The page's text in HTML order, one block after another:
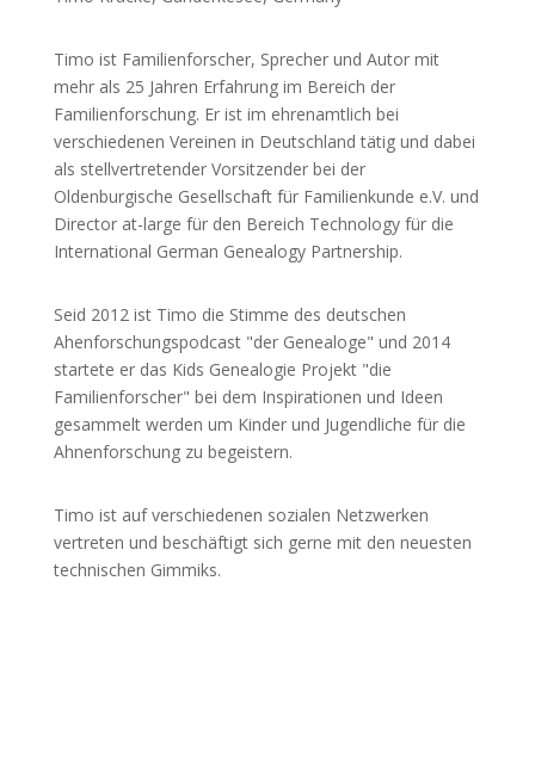
Timo ist Familienforscher, Sprecher und Autor mit
mehr als 25 Jahren Erfahrung im Bereich der
Familienforschung. Er ist im ehrenamtlich bei
verschiedenen Vereinen in Deutschland tätig und dabei
als stellvertretender Vorsitzender bei der
Oldenburgische Gesellschaft für Familienkunde e.V. und
Director at-large für den Bereich Technology für die
International German Genealogy Partnership.
Seid 2012 ist Timo die Stimme des deutschen
Ahenforschungspodcast "der Genealoge" und 2014
startete er das Kids Genealogie Projekt "die
Familienforscher" bei dem Inspirationen und Ideen
gesammelt werden um Kinder und Jugendliche für die
Ahnenforschung zu begeistern.
Timo ist auf verschiedenen sozialen Netzwerken
vertreten und beschäftigt sich gerne mit den neuesten
technischen Gimmiks.